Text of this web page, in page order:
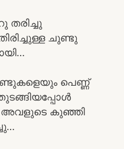
തരിച്ചു
ചുണ്ടു
പെണ്ണ്
അവളുടെ കുഞ്ഞി